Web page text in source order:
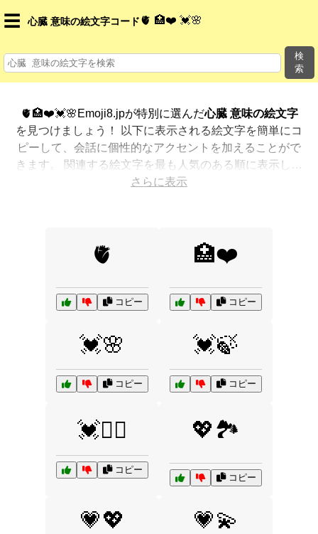
☰ 心臓 意味の絵文字コード 🫀 🏥❤️ 💓🌸
検
索
🫀🏥❤️💓🌸Emoji8.jpが特別に選んだ
心臓 意味の絵文字
を見つけましょう！ 以下に表示される絵文字を簡単にコ
ピーして、会話に個性的なアクセントを加えることがで
きます。 関連する絵文字を最も人気のある順に表示しま
した。さらに多くのオプションが欲しいですか？ 他のカ
さらに表示
🫀
コピー
🏥❤️
コピー
💓🌸
コピー
💓🍃
コピー
💓🏃‍♂️
コピー
💖🏞️
コピー
💗💖 💗💫